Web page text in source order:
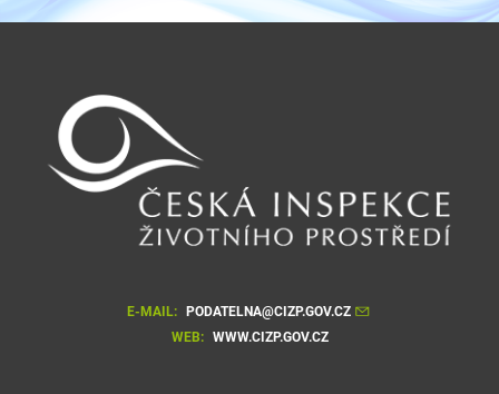
E-MAIL: PODATELNA@CIZP.GOV.CZ
WEB: WWW.CIZP.GOV.CZ